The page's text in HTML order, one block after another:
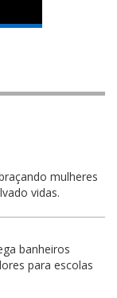
mulheres
vidas.
banheiros
para escolas